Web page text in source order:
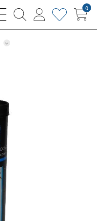
bars
magnifying
user
heart0